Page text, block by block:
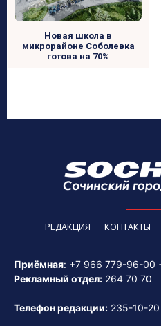
Новая школа в
микрорайоне Соболевка
готова на 70%
РЕДАКЦИЯ КОНТАКТЫ
Приёмная: +7 966 779-96-00
Рекламный отдел: 264 70 70
Телефон редакции: 235-10-20